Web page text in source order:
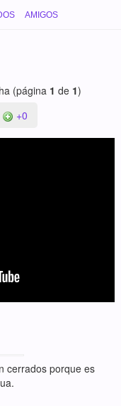
AMIGOS
(página 1 de 1)
+0
cerrados porque es